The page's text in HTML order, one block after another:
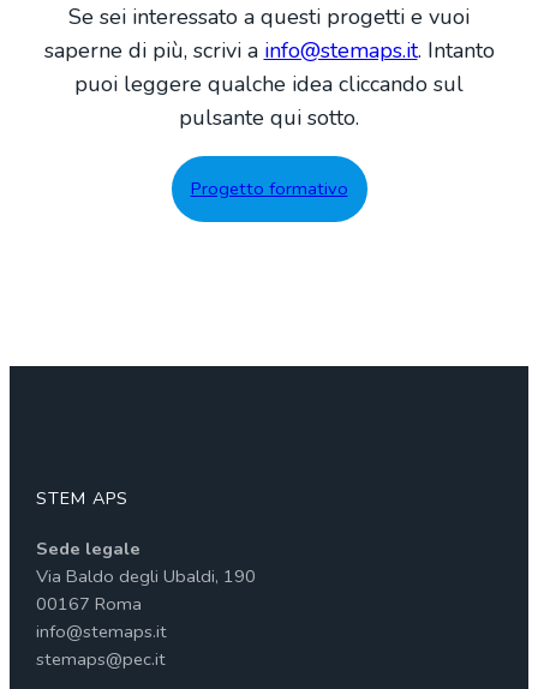
Se sei interessato a questi progetti e vuoi
saperne di più, scrivi a info@stemaps.it. Intanto
puoi leggere qualche idea cliccando sul
pulsante qui sotto.
Progetto formativo
STEM APS
Sede legale
Via Baldo degli Ubaldi, 190
00167 Roma
info@stemaps.it
stemaps@pec.it